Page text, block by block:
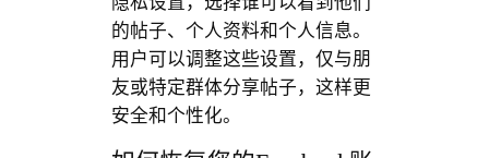
的帖子、个人资料和个人信息。
用户可以调整这些设置，仅与朋
友或特定群体分享帖子，这样更
安全和个性化。